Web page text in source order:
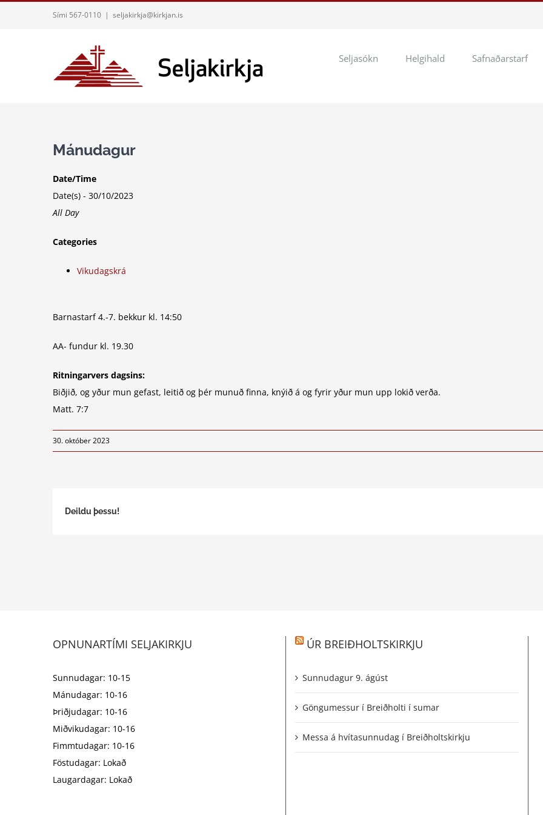
Sími 567-0110 | seljakirkja@kirkjan.is
Seljasókn Helgihald Safnaðarstarf
Mánudagur
Date/Time
Date(s) - 30/10/2023
All Day
Categories
Vikudagskrá
Barnastarf 4.-7. bekkur kl. 14:50
AA- fundur kl. 19.30
Ritningarvers dagsins:
Biðjið, og yður mun gefast, leitið og þér munuð finna, knýið á og fyrir yður mun upp lokið verða.
Matt. 7:7
30. október 2023
Deildu þessu!
OPNUNARTÍMI SELJAKIRKJU
Sunnudagar: 10-15
Mánudagar: 10-16
Þriðjudagar: 10-16
Miðvikudagar: 10-16
Fimmtudagar: 10-16
Föstudagar: Lokað
Laugardagar: Lokað
ÚR BREIÐHOLTSKIRKJU
Sunnudagur 9. ágúst
Göngumessur í Breiðholti í sumar
Messa á hvítasunnudag í Breiðholtskirkju